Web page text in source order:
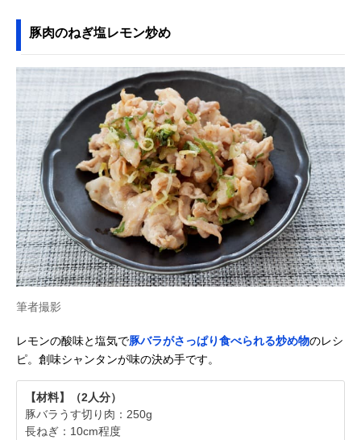
豚肉のねぎ塩レモン炒め
筆者撮影
レモンの酸味と塩気で豚バラがさっぱり食べられる炒め物のレシ
ピ。創味シャンタンが味の決め手です。
【材料】（2人分）
豚バラうす切り肉：250g
長ねぎ：10cm程度